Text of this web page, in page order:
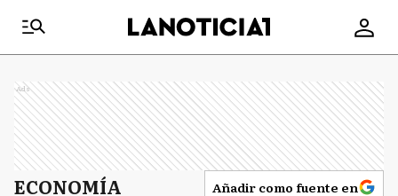
Ads
ECONOMÍA Añadir como fuente en